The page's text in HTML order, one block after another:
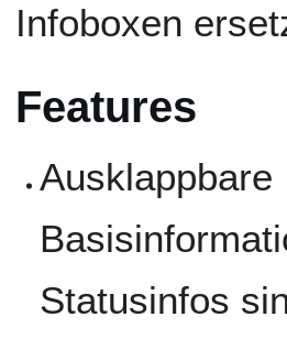
Infoboxen
Features
Statusinfos